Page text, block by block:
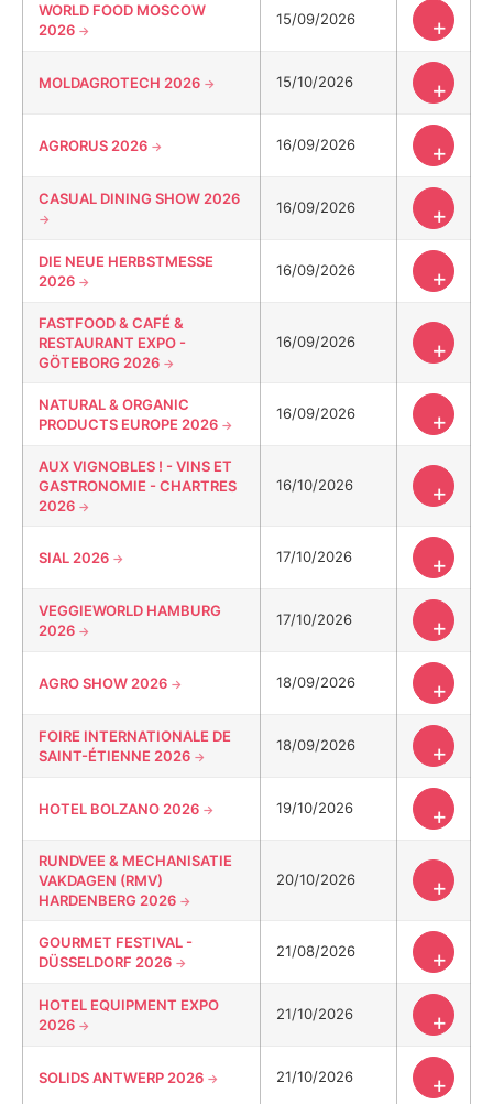
WORLD FOOD MOSCOW
2026
15/09/2026 +
MOLDAGROTECH 2026 15/10/2026 +
AGRORUS 2026 16/09/2026 +
CASUAL DINING SHOW 2026 16/09/2026 +
DIE NEUE HERBSTMESSE
2026
16/09/2026 +
FASTFOOD & CAFÉ &
RESTAURANT EXPO -
GÖTEBORG 2026
16/09/2026 +
NATURAL & ORGANIC
PRODUCTS EUROPE 2026
16/09/2026 +
AUX VIGNOBLES ! - VINS ET
GASTRONOMIE - CHARTRES
2026
16/10/2026 +
SIAL 2026 17/10/2026 +
VEGGIEWORLD HAMBURG
2026
17/10/2026 +
AGRO SHOW 2026 18/09/2026 +
FOIRE INTERNATIONALE DE
SAINT-ÉTIENNE 2026
18/09/2026 +
HOTEL BOLZANO 2026 19/10/2026 +
RUNDVEE & MECHANISATIE
VAKDAGEN (RMV)
HARDENBERG 2026
20/10/2026 +
GOURMET FESTIVAL -
DÜSSELDORF 2026
21/08/2026 +
HOTEL EQUIPMENT EXPO
2026
21/10/2026 +
SOLIDS ANTWERP 2026 21/10/2026 +